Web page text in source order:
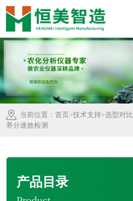
当前位置： 首页 >技术支持>选型对比
养分速效检测
产品目录